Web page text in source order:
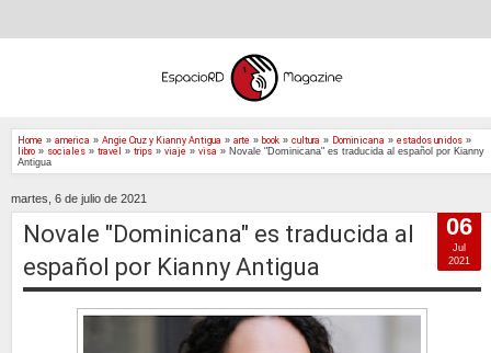
Home » america » Angie Cruz y Kianny Antigua » arte » book » cultura » Dominicana » estados unidos »
libro » sociales » travel » trips » viaje » visa » Novale "Dominicana" es traducida al español por Kianny
Antigua
martes, 6 de julio de 2021
Novale "Dominicana" es traducida al
español por Kianny Antigua
06
Jul
2021